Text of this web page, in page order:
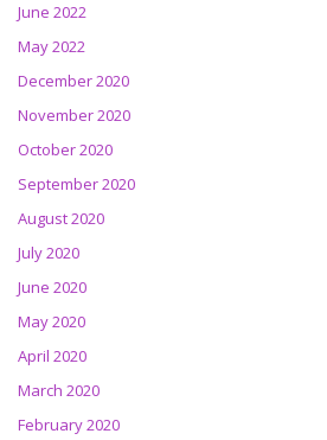
June 2022
May 2022
December 2020
November 2020
October 2020
September 2020
August 2020
July 2020
June 2020
May 2020
April 2020
March 2020
February 2020